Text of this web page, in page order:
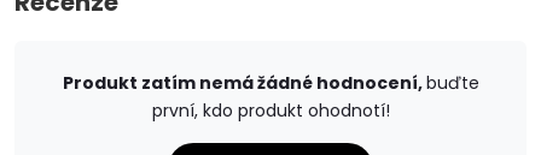
Produkt zatím nemá žádné hodnocení,buďte
první, kdo produkt ohodnotí!